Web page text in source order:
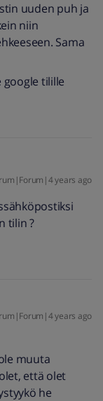
uuden puh ja
niin
Sama
google tilille
years ago
tilin ?
years ago
muuta
että olet
he